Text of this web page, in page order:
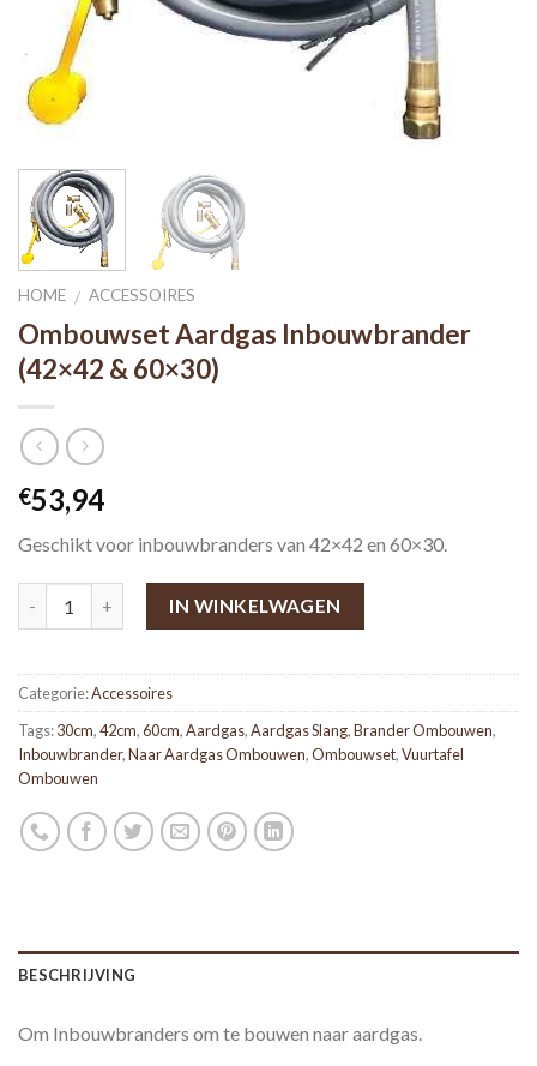
HOME / ACCESSOIRES
Ombouwset Aardgas Inbouwbrander
(42×42 & 60×30)
€53,94
Geschikt voor inbouwbranders van 42×42 en 60×30.
IN WINKELWAGEN
Categorie:Accessoires
Tags:30cm,42cm,60cm,Aardgas,Aardgas Slang,Brander Ombouwen,
Inbouwbrander,Naar Aardgas Ombouwen,Ombouwset,Vuurtafel
Ombouwen
BESCHRIJVING
Om Inbouwbranders om te bouwen naar aardgas.